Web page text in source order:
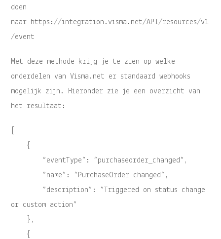
doen
naar https://integration.visma.net/API/resources/v1
/event
Met deze methode krijg je te zien op welke
onderdelen van Visma.net er standaard webhooks
mogelijk zijn. Hieronder zie je een overzicht van
het resultaat:
{
“eventType”: “purchaseorder_changed”,
“name”: “PurchaseOrder changed”,
“description”: “Triggered on status change
or custom action”
},
{